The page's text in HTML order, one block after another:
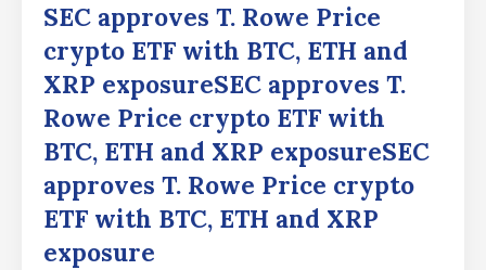
SEC approves T. Rowe Price
crypto ETF with BTC, ETH and
XRP exposureSEC approves T.
Rowe Price crypto ETF with
BTC, ETH and XRP exposureSEC
approves T. Rowe Price crypto
ETF with BTC, ETH and XRP
exposure